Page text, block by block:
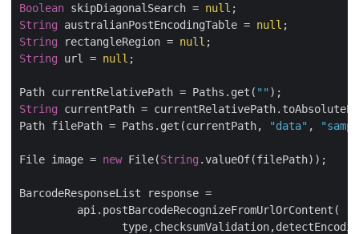
Boolean skipDiagonalSearch = null
String australianPostEncodingTable = null
String rectangleRegion = null
String url = null
Path currentRelativePath = Paths.get( ""
String currentPath =
Path filePath = Paths.get(currentPath, "data" ,
File image = new File(String.valueOf(filePath));
BarcodeResponseList response =